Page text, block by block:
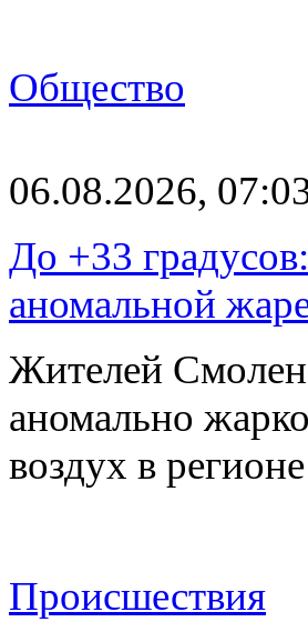
Общество
06.08.2026,
До +33
аномальной
Жителей
аномально
воздух в
Происшествия